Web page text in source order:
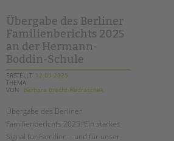
kai
wegner:
übergabe
am
2.
juni
am
roten
rathaus
Übergabe des Berliner
Familienberichts 2025
an der Hermann-
Boddin-Schule
ERSTELLT 12.05.2025
THEMA
VON
Barbara Brecht-Hadraschek
Übergabe des Berliner
Familienberichts 2025: Ein starkes
Signal für Familien – und für unser